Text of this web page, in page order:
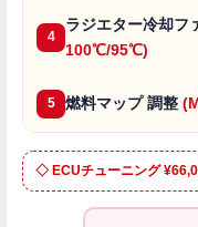
4
ラジエター冷却フ
100℃/95℃)
5 燃料マップ 調整
◇ ECUチューニング